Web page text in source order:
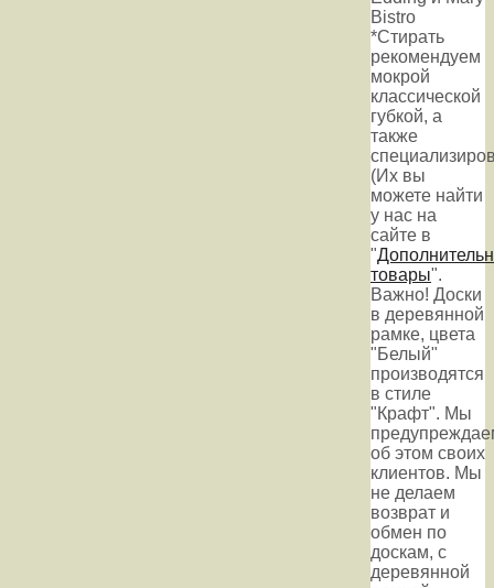
Bistro
*Стирать
рекомендуем
мокрой
классической
губкой, а
также
(Их вы
можете найти
у нас на
сайте в
"
товары".
Важно! Доски
в деревянной
рамке, цвета
"Белый"
производятся
в стиле
"Крафт". Мы
об этом своих
клиентов. Мы
не делаем
возврат и
обмен по
доскам, с
деревянной